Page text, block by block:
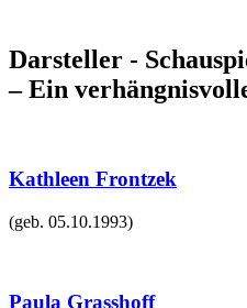
Darsteller -
– Ein
Kathleen Frontzek
(geb. 05.10.1993)
Paula Grasshoff